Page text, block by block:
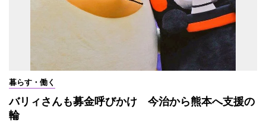
暮らす・働く
バリィさんも募金呼びかけ 今治から熊本へ支援の
輪